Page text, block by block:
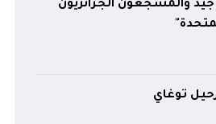
والمشجعون الجزائريون
توغاي